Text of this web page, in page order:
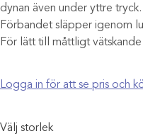
dynan även under yttre tryck.
Förbandet släpper igenom
För lätt till måttligt vätskande
Logga in för att se pris och
Välj storlek